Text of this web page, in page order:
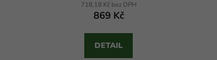
718,18 Kč bez DPH
869 Kč
DETAIL